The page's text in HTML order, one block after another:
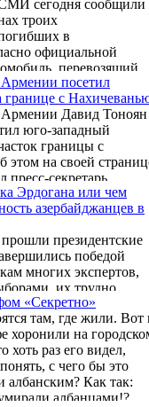
с Республикой
Нахиджевана, и их
непосредственного
инженерных работ,
организации.
сегодня сообщили
троих
в
официальной
перевозящий
боевое
деревни
погибли 3
травмы.
посетил
границе с
Давид Тоноян
юго-западный
границы с
этом на своей
пресс-секретарь
Ованнисян.
Эрдогана или чем
азербайджанцев в
президентские
победой
многих экспертов,
их трудно
поскольку они
продолжающегося
и террора по
политикам,
оппозиционного
обвиняют в
опальным
«Секретно»
там, где жили. Вот
хоронили на
хоть раз его видел,
с чего бы это
албанским? Как так:
албанцами!?..